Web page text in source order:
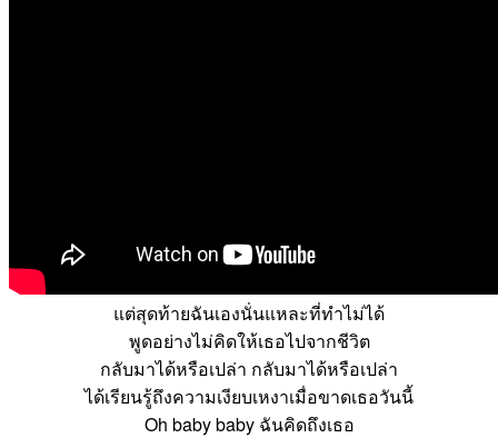
แต่สุดท้ายฉันเองนั่นแหละที่ทำไม่ได้
พูดอย่างไม่คิดให้เธอไปจากชีวิต
กลับมาได้หรือเปล่า กลับมาได้หรือเปล่า
ได้เรียนรู้ถึงความเงียบเหงาเมื่อขาดเธอวันนี้
Oh baby baby ฉันคิดถึงเธอ